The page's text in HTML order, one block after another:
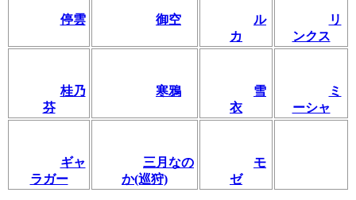
停雲 御空
ル
カ
リ
ンクス
桂乃
芬
寒鴉
雪
衣
ミ
ーシャ
ギャ
ラガー
三月なの
か(巡狩)
モ
ゼ